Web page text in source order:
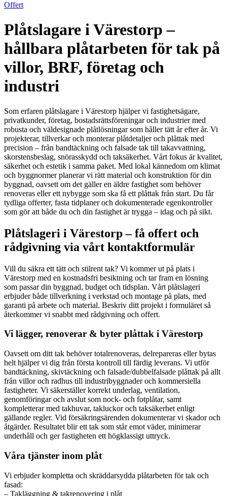
Offert
Plåtslagare i Värestorp –
hållbara plåtarbeten för tak på
villor, BRF, företag och
industri
Som erfaren plåtslagare i Värestorp hjälper vi fastighetsägare,
privatkunder, företag, bostadsrättsföreningar och industrier med
robusta och väldesignade plåtlösningar som håller tätt år efter år. Vi
projekterar, tillverkar och monterar plåtdetaljer och plåttak med
precision – från bandtäckning och falsade tak till takavvattning,
skorstensbeslag, snörasskydd och taksäkerhet. Vårt fokus är kvalitet,
säkerhet och estetik i samma paket. Med lokal kännedom om klimat
och byggnormer planerar vi rätt material och konstruktion för din
byggnad, oavsett om det gäller en äldre fastighet som behöver
renoveras eller ett nybygge som ska få ett plåttak från start. Du får
tydliga offerter, fasta tidplaner och dokumenterade egenkontroller
som gör att både du och din fastighet är trygga – idag och på sikt.
Plåtslageri i Värestorp – få offert och
rådgivning via vårt kontaktformulär
Vill du säkra ett tätt och stilrent tak? Vi kommer ut på plats i
Värestorp med en kostnadsfri besiktning och tar fram en lösning
som passar din byggnad, budget och tidsplan. Vårt plåtslageri
erbjuder både tillverkning i verkstad och montage på plats, med
garanti på arbete och material. Beskriv ditt projekt i formuläret så
återkommer vi snabbt med rådgivning och offert.
Vi lägger, renoverar & byter plåttak i Värestorp
Oavsett om ditt tak behöver totalrenoveras, delrepareras eller bytas
helt hjälper vi dig från första kontroll till färdig leverans. Vi utför
bandtäckning, skivtäckning och falsade/dubbelfalsade plåttak på allt
från villor och radhus till industribyggnader och kommersiella
fastigheter. Vi säkerställer korrekt underlag, ventilation,
genomföringar och avslut som nock- och fotplåtar, samt
kompletterar med takhuvar, takluckor och taksäkerhet enligt
gällande regler. Vid försäkringsärenden dokumenterar vi skador och
åtgärder. Resultatet blir ett tak som står emot väder, minimerar
underhåll och ger fastigheten ett högklassigt uttryck.
Våra tjänster inom plåt
Vi erbjuder kompletta och skräddarsydda plåtarbeten för tak och
fasad:
– Takläggning & takrenovering i plåt